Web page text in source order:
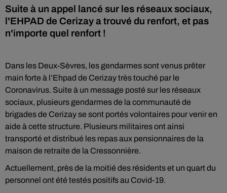
Suite à un appel lancé sur les réseaux sociaux,
l'EHPAD de Cerizay a trouvé du renfort, et pas
n'importe quel renfort !
Dans les Deux-Sèvres, les gendarmes sont venus prêter
main forte à l’Ehpad de Cerizay très touché par le
Coronavirus. Suite à un message posté sur les réseaux
sociaux, plusieurs gendarmes de la communauté de
brigades de Cerizay se sont portés volontaires pour venir en
aide à cette structure. Plusieurs militaires ont ainsi
transporté et distribué les repas aux pensionnaires de la
maison de retraite de la Cressonnière.
Actuellement, près de la moitié des résidents et un quart du
personnel ont été testés positifs au Covid-19.